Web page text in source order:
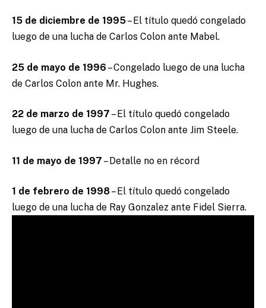
15 de diciembre de 1995– El título quedó congelado
luego de una lucha de Carlos Colon ante Mabel.
25 de mayo de 1996 – Congelado luego de una lucha
de Carlos Colon ante Mr. Hughes.
22 de marzo de 1997 – El título quedó congelado
luego de una lucha de Carlos Colon ante Jim Steele.
11 de mayo de 1997 – Detalle no en récord
1 de febrero de 1998– El título quedó congelado
luego de una lucha de Ray Gonzalez ante Fidel Sierra.